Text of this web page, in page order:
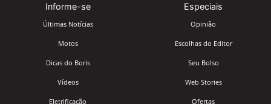
Informe-se
Últimas Notícias
Motos
Dicas do Boris
Vídeos
Eletrificação
Especiais
Opinião
Escolhas do Editor
Seu Bolso
Web Stories
Ofertas